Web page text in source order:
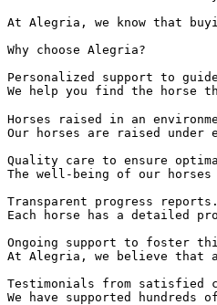
At Alegria, we know that
Why choose Alegria?
Personalized support to
We help you find the horse
Horses raised in an
Our horses are raised
Quality care to ensure
The well-being of our
Transparent progress
Each horse has a detailed
Ongoing support to foster
At Alegria, we believe that
Testimonials from
We have supported